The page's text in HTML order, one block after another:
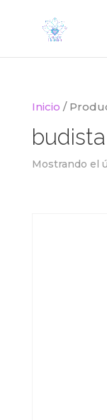
Inicio /
budista
Mostrando el